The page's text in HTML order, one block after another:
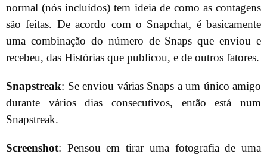
normal (nós incluídos) tem ideia de como as contagens
são feitas. De acordo com o Snapchat, é basicamente
uma combinação do número de Snaps que enviou e
recebeu, das Histórias que publicou, e de outros fatores.
Snapstreak: Se enviou várias Snaps a um único amigo
durante vários dias consecutivos, então está num
Snapstreak.
Screenshot: Pensou em tirar uma fotografia de uma